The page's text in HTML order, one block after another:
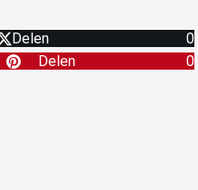
Delen
0
Delen
0